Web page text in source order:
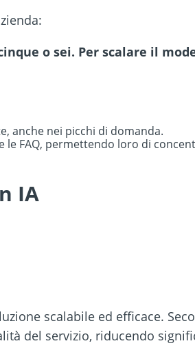
o sei. Per scalare il
anche nei picchi di domanda.
FAQ, permettendo loro di
IA
scalabile ed efficace.
del servizio, riducendo